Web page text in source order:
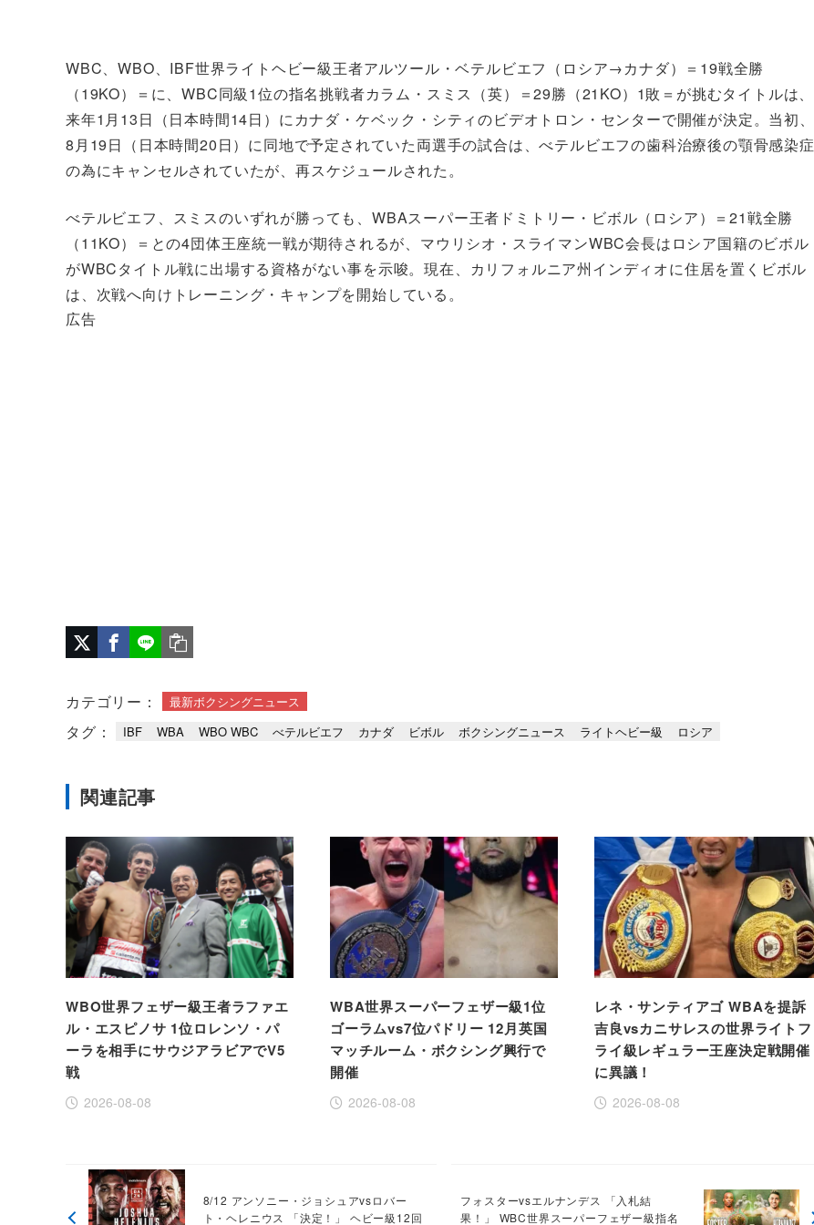
WBC、WBO、IBF世界ライトヘビー級王者アルツール・ベテルビエフ（ロシア→カナダ）＝19戦全勝
（19KO）＝に、WBC同級1位の指名挑戦者カラム・スミス（英）＝29勝（21KO）1敗＝が挑むタイトルは、
来年1月13日（日本時間14日）にカナダ・ケベック・シティのビデオトロン・センターで開催が決定。当初、
8月19日（日本時間20日）に同地で予定されていた両選手の試合は、べテルビエフの歯科治療後の顎骨感染症
の為にキャンセルされていたが、再スケジュールされた。
べテルビエフ、スミスのいずれが勝っても、WBAスーパー王者ドミトリー・ビボル（ロシア）＝21戦全勝
（11KO）＝との4団体王座統一戦が期待されるが、マウリシオ・スライマンWBC会長はロシア国籍のビボル
がWBCタイトル戦に出場する資格がない事を示唆。現在、カリフォルニア州インディオに住居を置くビボル
は、次戦へ向けトレーニング・キャンプを開始している。
広告
カテゴリー： 最新ボクシングニュース
タグ： IBF WBA WBO WBC べテルビエフ カナダ ビボル ボクシングニュース ライトヘビー級 ロシア
関連記事
WBO世界フェザー級王者ラファエ
ル・エスピノサ 1位ロレンソ・パ
ーラを相手にサウジアラビアでV5
戦
2026-08-08
WBA世界スーパーフェザー級1位
ゴーラムvs7位パドリー 12月英国
マッチルーム・ボクシング興行で
開催
2026-08-08
レネ・サンティアゴ WBAを提訴
吉良vsカニサレスの世界ライトフ
ライ級レギュラー王座決定戦開催
に異議！
2026-08-08
8/12 アンソニー・ジョシュアvsロバー
ト・ヘレニウス 「決定！」 ヘビー級12回
フォスターvsエルナンデス 「入札結
果！」 WBC世界スーパーフェザー級指名